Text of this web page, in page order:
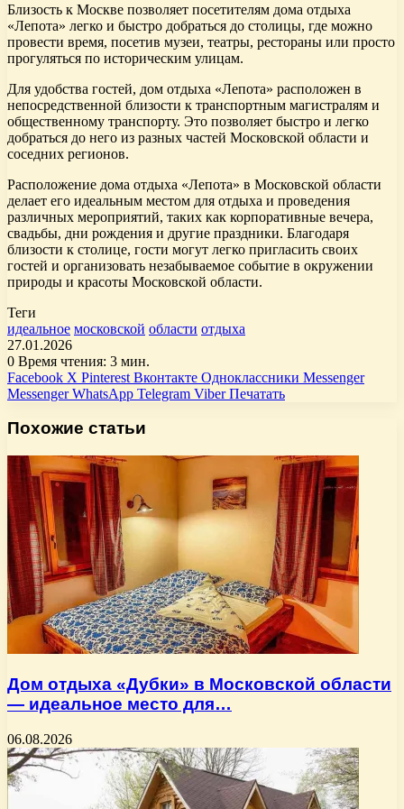
Близость к Москве позволяет посетителям дома отдыха
«Лепота» легко и быстро добраться до столицы, где можно
провести время, посетив музеи, театры, рестораны или просто
прогуляться по историческим улицам.
Для удобства гостей, дом отдыха «Лепота» расположен в
непосредственной близости к транспортным магистралям и
общественному транспорту. Это позволяет быстро и легко
добраться до него из разных частей Московской области и
соседних регионов.
Расположение дома отдыха «Лепота» в Московской области
делает его идеальным местом для отдыха и проведения
различных мероприятий, таких как корпоративные вечера,
свадьбы, дни рождения и другие праздники. Благодаря
близости к столице, гости могут легко пригласить своих
гостей и организовать незабываемое событие в окружении
природы и красоты Московской области.
Теги
идеальное московской области отдыха
27.01.2026
0 Время чтения: 3 мин.
Facebook X Pinterest Вконтакте Одноклассники Messenger
Messenger WhatsApp Telegram Viber Печатать
Похожие статьи
Дом отдыха «Дубки» в Московской области
— идеальное место для…
06.08.2026